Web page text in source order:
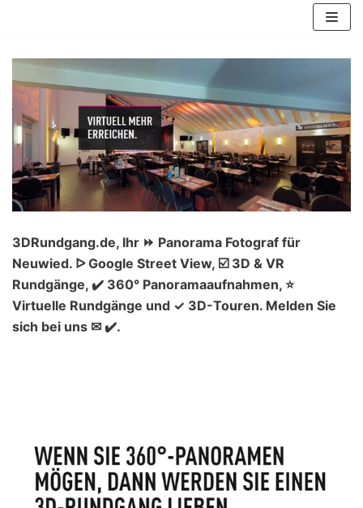
Inhalt
springen
3DRundgang.de, Ihr ⏩ Panorama Fotograf für
Neuwied. ᐅ Google Street View, ☑️ 3D & VR
Rundgänge, ✔️ 360° Panoramaaufnahmen, ⭐
Virtuelle Rundgänge und ✓ 3D-Touren. Melden Sie
sich bei uns ✉ ✔️.